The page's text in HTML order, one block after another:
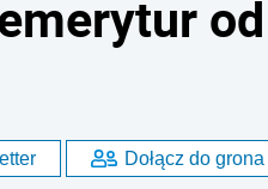
Dołącz do